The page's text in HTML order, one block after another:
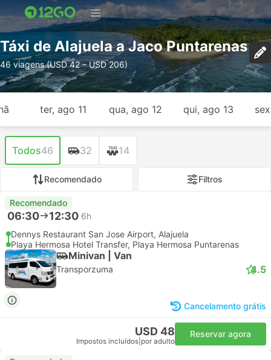
Táxi de Alajuela a Jaco Puntarenas
46 viagens (USD 42 – USD 206)
ter, ago 11 qua, ago 12 qui, ago 13
Todos46 32 14
Recomendado Filtros
Recomendado
06:30 12:30 6h
Dennys Restaurant San Jose Airport, Alajuela
Playa Hermosa Hotel Transfer, Playa Hermosa Puntarenas
Minivan | Van
Transporzuma 4.5
Cancelamento grátis
USD 48
Impostos incluídos por adulto
Reservar agora